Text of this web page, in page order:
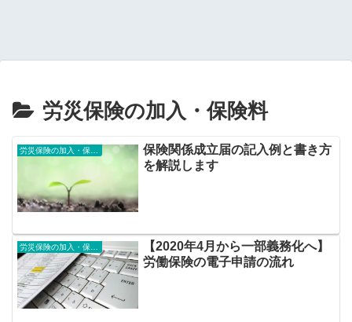
労災保険の加入・保険料
保険関係成立届の記入例と書き方
を解説します
労災保険の加入・保険料
【2020年4月から一部義務化へ】
労働保険の電子申請の流れ